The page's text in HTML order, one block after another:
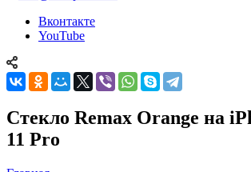
Вконтакте
YouTube
Стекло Remax Orange на
11 Pro